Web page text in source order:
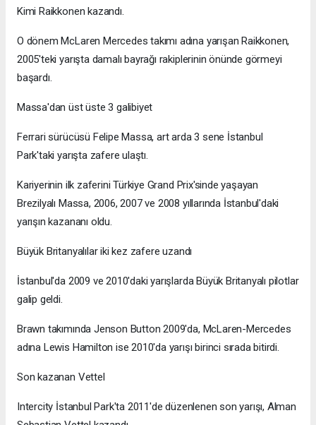
Kimi Raikkonen kazandı.
O dönem McLaren Mercedes takımı adına yarışan Raikkonen,
2005'teki yarışta damalı bayrağı rakiplerinin önünde görmeyi
başardı.
Massa'dan üst üste 3 galibiyet
Ferrari sürücüsü Felipe Massa, art arda 3 sene İstanbul
Park'taki yarışta zafere ulaştı.
Kariyerinin ilk zaferini Türkiye Grand Prix'sinde yaşayan
Brezilyalı Massa, 2006, 2007 ve 2008 yıllarında İstanbul'daki
yarışın kazananı oldu.
Büyük Britanyalılar iki kez zafere uzandı
İstanbul'da 2009 ve 2010'daki yarışlarda Büyük Britanyalı pilotlar
galip geldi.
Brawn takımında Jenson Button 2009'da, McLaren-Mercedes
adına Lewis Hamilton ise 2010'da yarışı birinci sırada bitirdi.
Son kazanan Vettel
Intercity İstanbul Park'ta 2011'de düzenlenen son yarışı, Alman